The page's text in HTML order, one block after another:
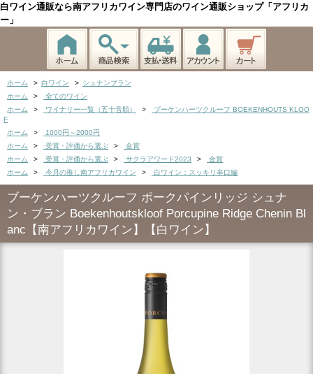
白ワイン通販なら南アフリカワイン専門店のワイン通販ショップ「アフリカ
ー」
ホーム > 白ワイン > シュナンブラン
ホーム
>
全てのワイン
ホーム
> ワイナリー一覧（五十音順） >
ブーケンハーツクルーフ BOEKENHOUTS KLOO
F
ホーム
>
1000円～2000円
ホーム
> 受賞・評価から選ぶ >
金賞
ホーム
> 受賞・評価から選ぶ > サクラアワード2023 >
金賞
ホーム
> 今月の推し南アフリカワイン > 白ワイン：スッキリ辛口編
ブーケンハーツクルーフ ポークパインリッジ シュナ
ン・ブラン Boekenhoutskloof Porcupine Ridge Chenin Bl
anc【南アフリカワイン】【白ワイン】